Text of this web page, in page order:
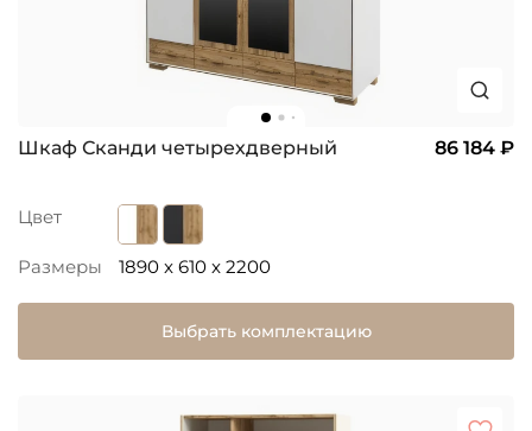
Шкаф Сканди четырехдверный 86 184 ₽
Цвет
Размеры 1890 x 610 x 2200
Выбрать комплектацию